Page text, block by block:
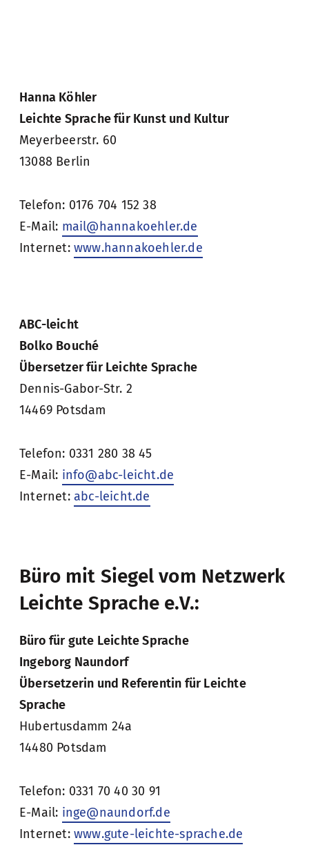
Hanna Köhler
Leichte Sprache für Kunst und Kultur
Meyerbeerstr. 60
13088 Berlin
Telefon: 0176 704 152 38
E-Mail: mail@hannakoehler.de
Internet: www.hannakoehler.de
ABC-leicht
Bolko Bouché
Übersetzer für Leichte Sprache
Dennis-Gabor-Str. 2
14469 Potsdam
Telefon: 0331 280 38 45
E-Mail: info@abc-leicht.de
Internet: abc-leicht.de
Büro mit Siegel vom Netzwerk
Leichte Sprache e.V.:
Büro für gute Leichte Sprache
Ingeborg Naundorf
Übersetzerin und Referentin für Leichte
Sprache
Hubertusdamm 24a
14480 Potsdam
Telefon: 0331 70 40 30 91
E-Mail: inge@naundorf.de
Internet: www.gute-leichte-sprache.de